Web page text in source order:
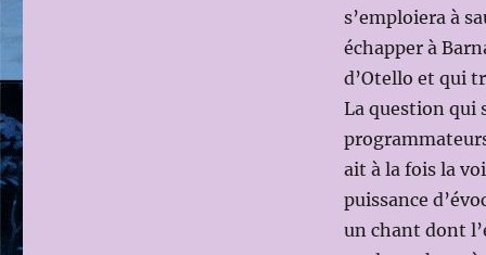
s’emploiera à
échapper à
d’Otello et qui
La question qui
ait à la fois la
puissance
un chant dont